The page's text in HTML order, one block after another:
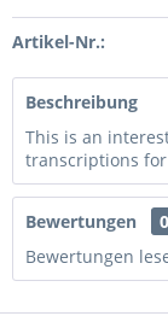
Artikel-Nr.:
Beschreibung
This is an
transcriptions
Bewertungen
0
Bewertungen